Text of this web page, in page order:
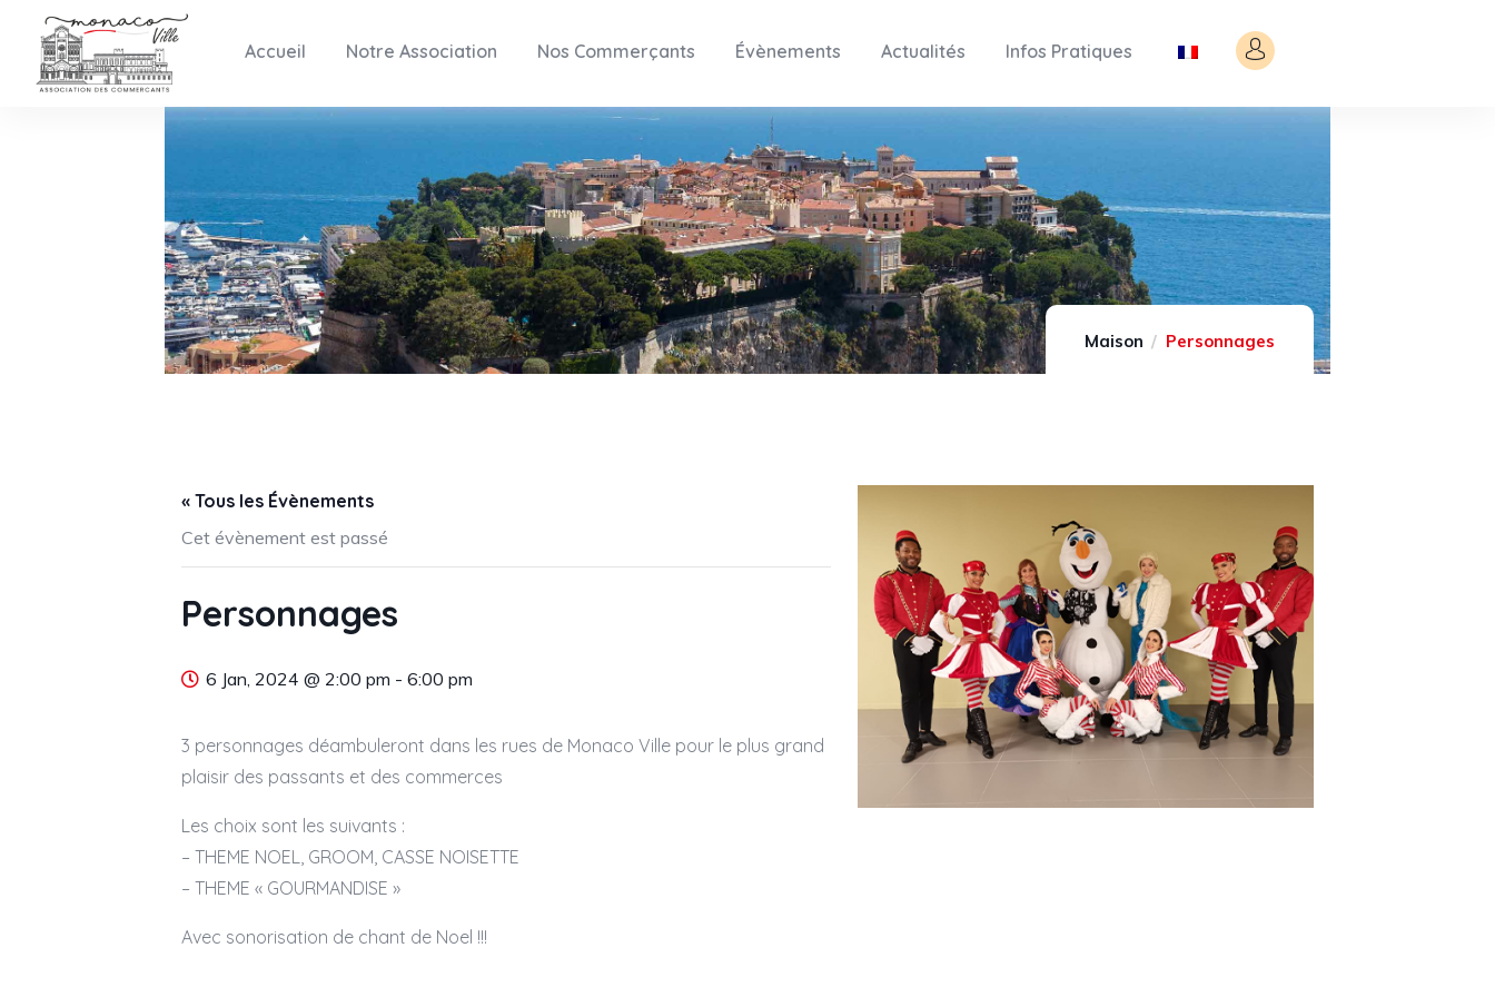
Accueil Notre Association Nos Commerçants Évènements Actualités Infos Pratiques
Maison Personnages
« Tous les Évènements
Cet évènement est passé
Personnages
6 Jan, 2024 @ 2:00 pm - 6:00 pm
3 personnages déambuleront dans les rues de Monaco Ville pour le plus grand
plaisir des passants et des commerces
Les choix sont les suivants :
– THEME NOEL, GROOM, CASSE NOISETTE
– THEME « GOURMANDISE »
Avec sonorisation de chant de Noel !!!